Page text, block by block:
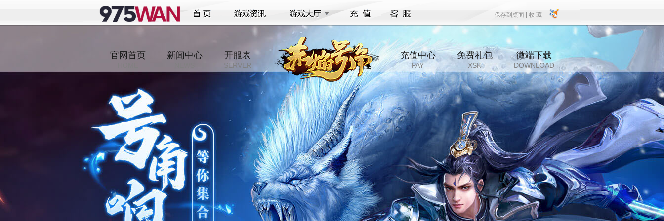
保存到桌面 |
保存到桌面 收 藏
收 藏
官网首页 新闻中心 开服表
SERVER
充值中心
PAY
免费礼包
XSK
微端下载
DOWNLOAD